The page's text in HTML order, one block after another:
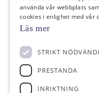
använda vår webbplats
cookies i enlighet med vår
Läs mer
STRIKT
PRESTANDA
INRIKTNING